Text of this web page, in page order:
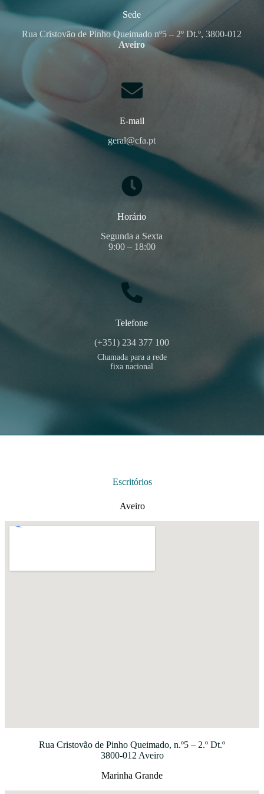
Sede
Rua Cristovão de Pinho Queimado nº5 – 2º Dt.º, 3800-012
Aveiro
E-mail
geral@cfa.pt
Horário
Segunda a Sexta
9:00 – 18:00
Telefone
(+351) 234 377 100
Chamada para a rede
fixa nacional
Escritórios
Aveiro
Rua Cristovão de Pinho Queimado, n.º5 – 2.º Dt.º
3800-012 Aveiro
Marinha Grande